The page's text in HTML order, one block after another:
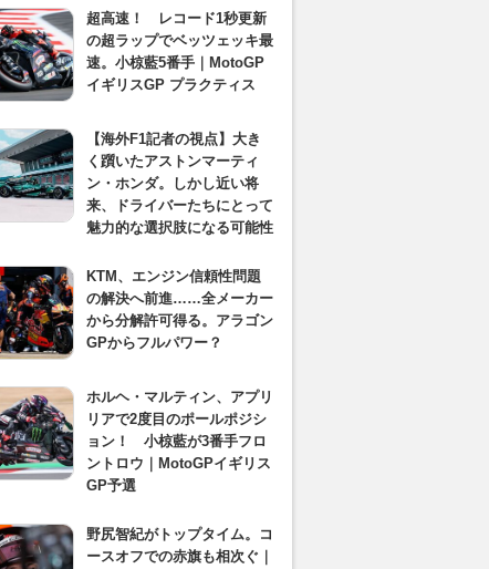
超高速！ レコード1秒更新
の超ラップでベッツェッキ最
速。小椋藍5番手｜MotoGP
イギリスGP プラクティス
【海外F1記者の視点】大き
く躓いたアストンマーティ
ン・ホンダ。しかし近い将
来、ドライバーたちにとって
魅力的な選択肢になる可能性
KTM、エンジン信頼性問題
の解決へ前進……全メーカー
から分解許可得る。アラゴン
GPからフルパワー？
ホルヘ・マルティン、アプリ
リアで2度目のポールポジシ
ョン！ 小椋藍が3番手フロ
ントロウ｜MotoGPイギリス
GP予選
野尻智紀がトップタイム。コ
ースオフでの赤旗も相次ぐ｜